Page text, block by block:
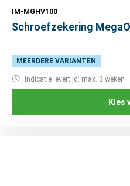
IM-MGHV100
Schroefzekering
MEERDERE VARIANTEN
Indicatie levertijd: max. 3 weken
Kies